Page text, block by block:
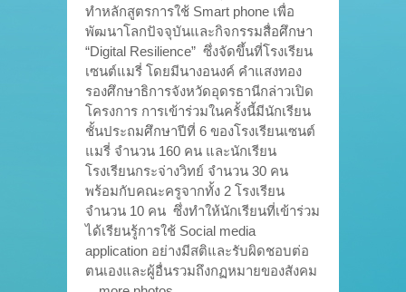
ทำหลักสูตรการใช้ Smart phone เพื่อ
พัฒนาโลกปัจจุบันและกิจกรรมสื่อศึกษา
“Digital Resilience” ซึ่งจัดขึ้นที่โรงเรียน
เซนต์แมรี่ โดยมีนางอนงค์ คำแสงทอง
รองศึกษาธิการจังหวัดอุดรธานีกล่าวเปิด
โครงการ การเข้าร่วมในครั้งนี้มีนักเรียน
ชั้นประถมศึกษาปีที่ 6 ของโรงเรียนเซนต์
แมรี่ จำนวน 160 คน และนักเรียน
โรงเรียนกระจ่างวิทย์ จำนวน 30 คน
พร้อมกับคณะครูจากทั้ง 2 โรงเรียน
จำนวน 10 คน ซึ่งทำให้นักเรียนที่เข้าร่วม
ได้เรียนรู้การใช้ Social media
application อย่างมีสติและรับผิดชอบต่อ
ตนเองและผู้อื่นรวมถึงกฏหมายของสังคม